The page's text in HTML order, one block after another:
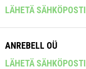
LÄHETÄ
ANREBELL OÜ
LÄHETÄ